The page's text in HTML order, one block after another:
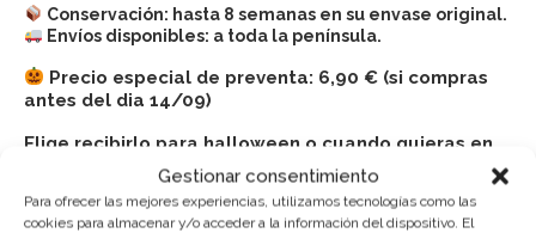
Gestionar consentimiento
Para ofrecer las mejores experiencias, utilizamos tecnologías como las
cookies para almacenar y/o acceder a la información del dispositivo. El
Conservación: hasta 8 semanas en su envase original.
Envíos disponibles: a toda la península.
Precio especial de preventa: 6,90 € (si compras
antes del dia 14/09)
Elige recibirlo para halloween o cuando quieras en
Precio final: 7,90 €